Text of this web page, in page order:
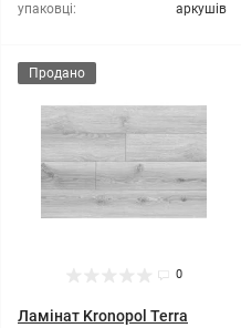
упаковці:
аркушів
Продано
0
Ламінат Kronopol Terra